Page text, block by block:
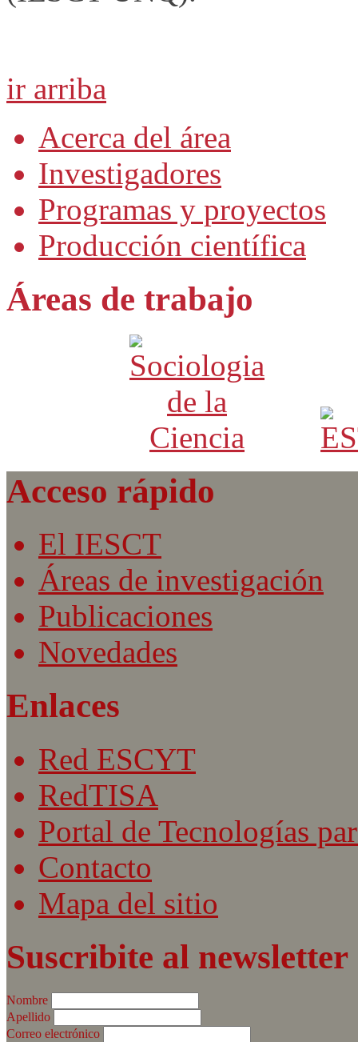
ir arriba
Acerca del área
Investigadores
Programas y proyectos
Producción científica
Áreas de trabajo
Acceso rápido
El IESCT
Áreas de investigación
Publicaciones
Novedades
Enlaces
Red ESCYT
RedTISA
Portal de Tecnologías
Contacto
Mapa del sitio
Suscribite al newsletter
Nombre
Apellido
Correo electrónico